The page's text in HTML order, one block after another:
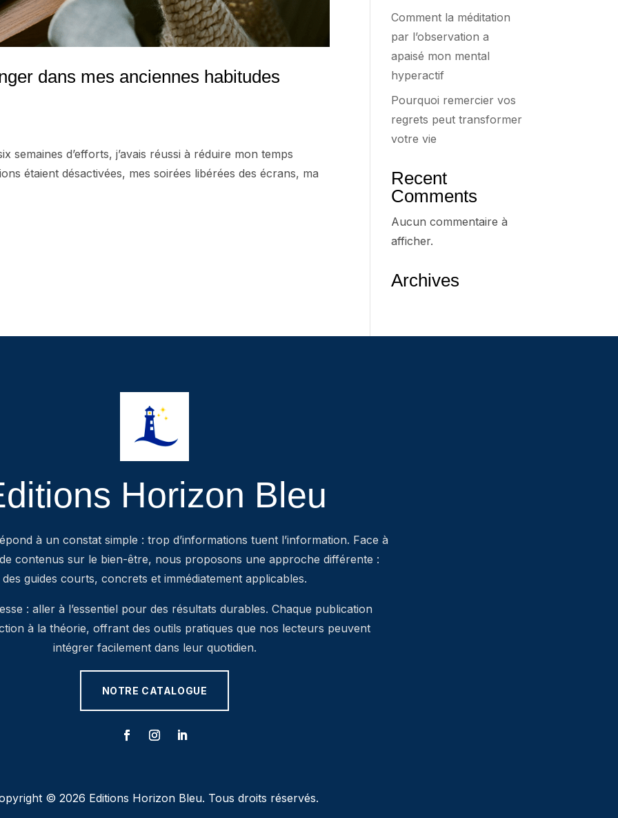
dans mes anciennes habitudes
semaines d’efforts, j’avais réussi à réduire mon temps
étaient désactivées, mes soirées libérées des écrans, ma
Comment la méditation
par l’observation a
apaisé mon mental
hyperactif
Pourquoi remercier vos
regrets peut transformer
votre vie
Recent
Comments
Aucun commentaire à
afficher.
Archives
Horizon Bleu
à un constat simple : trop d’informations tuent l’information. Face à
contenus sur le bien-être, nous proposons une approche différente :
des guides courts, concrets et immédiatement applicables.
: aller à l’essentiel pour des résultats durables. Chaque publication
à la théorie, offrant des outils pratiques que nos lecteurs peuvent
intégrer facilement dans leur quotidien.
NOTRE CATALOGUE
© 2026 Editions Horizon Bleu. Tous droits réservés.